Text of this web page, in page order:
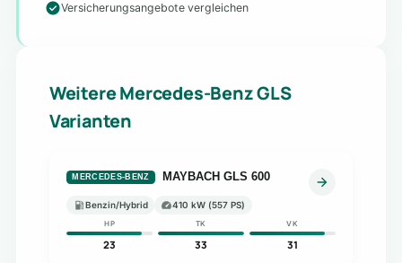
Versicherungsangebote vergleichen
Weitere Mercedes-Benz GLS
Varianten
MERCEDES-BENZ MAYBACH GLS 600
Benzin/Hybrid 410 kW (557 PS)
HP
23
TK
33
VK
31